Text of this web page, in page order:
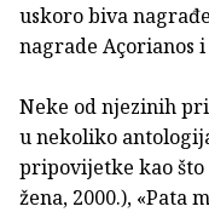
uskoro biva
nagrade Açorianos
Neke od njezinih
u nekoliko
pripovijetke kao što
žena, 2000.), «Pata